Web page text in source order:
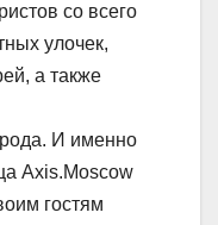
со всего
улочек,
а также
И именно
Axis.Moscow
гостям